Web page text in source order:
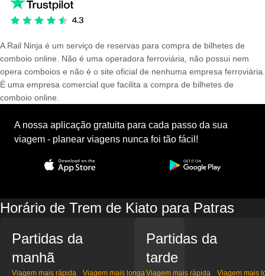
A Rail Ninja é um serviço de reservas para compra de bilhetes de
comboio online. Não é uma operadora ferroviária, não possui nem
opera comboios e não é o site oficial de nenhuma empresa ferroviária.
É uma empresa comercial que facilita a compra de bilhetes de
comboio online.
A nossa aplicação gratuita para cada passo da sua
viagem - planear viagens nunca foi tão fácil!
Horário de Trem de Kiato para Patras
Partidas da
manhã
Viagem mais rápida Viagem mais longa
Partidas da
tarde
Viagem mais rápida Viagem mais